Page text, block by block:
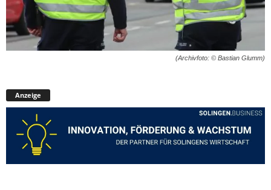
(Archivfoto: © Bastian Glumm)
Anzeige